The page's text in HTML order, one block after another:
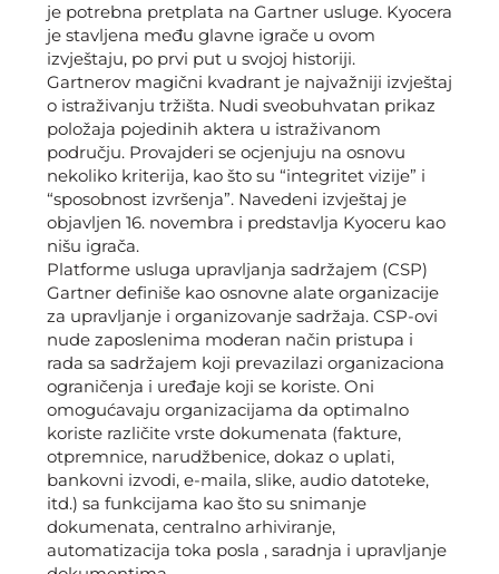
je potrebna pretplata na Gartner usluge. Kyocera
je stavljena među glavne igrače u ovom
izvještaju, po prvi put u svojoj historiji.
Gartnerov magični kvadrant je najvažniji izvještaj
o istraživanju tržišta. Nudi sveobuhvatan prikaz
položaja pojedinih aktera u istraživanom
području. Provajderi se ocjenjuju na osnovu
nekoliko kriterija, kao što su “integritet vizije” i
“sposobnost izvršenja”. Navedeni izvještaj je
objavljen 16. novembra i predstavlja Kyoceru kao
nišu igrača.
Platforme usluga upravljanja sadržajem (CSP)
Gartner definiše kao osnovne alate organizacije
za upravljanje i organizovanje sadržaja. CSP-ovi
nude zaposlenima moderan način pristupa i
rada sa sadržajem koji prevazilazi organizaciona
ograničenja i uređaje koji se koriste. Oni
omogućavaju organizacijama da optimalno
koriste različite vrste dokumenata (fakture,
otpremnice, narudžbenice, dokaz o uplati,
bankovni izvodi, e-maila, slike, audio datoteke,
itd.) sa funkcijama kao što su snimanje
dokumenata, centralno arhiviranje,
automatizacija toka posla , saradnja i upravljanje